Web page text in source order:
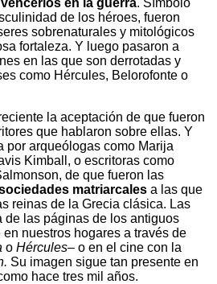
de los héroes, fueron
sobrenaturales y mitológicos
fortaleza. Y luego pasaron a
en las que son derrotadas y
como Hércules, Belorofonte o
la aceptación de que fueron
que hablaron sobre ellas. Y
por arqueólogas como Marija
Kimball, o escritoras como
de que fueron las
matriarcales a las que
reinas de la Grecia clásica. Las
de las páginas de los antiguos
nuestros hogares a través de
o Hércules– o en el cine con la
Su imagen sigue tan presente en
hace tres mil años.